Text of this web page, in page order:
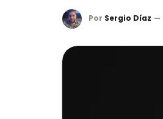
Por Sergio Díaz